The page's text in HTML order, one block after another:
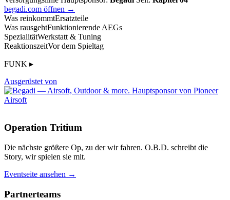
begadi.com öffnen →
Was reinkommtErsatzteile
Was rausgehtFunktionierende AEGs
SpezialitätWerkstatt & Tuning
ReaktionszeitVor dem Spieltag
FUNK ▸
Ausgerüstet von
Operation Tritium
Die nächste größere Op, zu der wir fahren. O.B.D. schreibt die
Story, wir spielen sie mit.
Eventseite ansehen →
Partnerteams